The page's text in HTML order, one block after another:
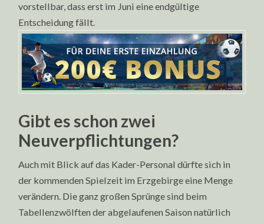
vorstellbar, dass erst im Juni eine endgültige
Entscheidung fällt.
Gibt es schon zwei
Neuverpflichtungen?
Auch mit Blick auf das Kader-Personal dürfte sich in
der kommenden Spielzeit im Erzgebirge eine Menge
verändern. Die ganz großen Sprünge sind beim
Tabellenzwölften der abgelaufenen Saison natürlich